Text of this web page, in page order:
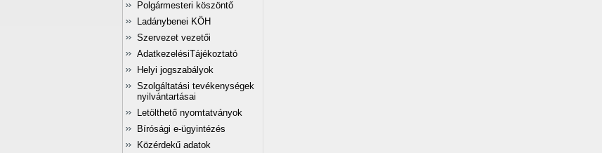
Polgármesteri köszöntő
Ladánybenei KÖH
Szervezet vezetői
AdatkezelésiTájékoztató
Helyi jogszabályok
Szolgáltatási tevékenységek
nyilvántartásai
Letölthető nyomtatványok
Bírósági e-ügyintézés
Közérdekű adatok